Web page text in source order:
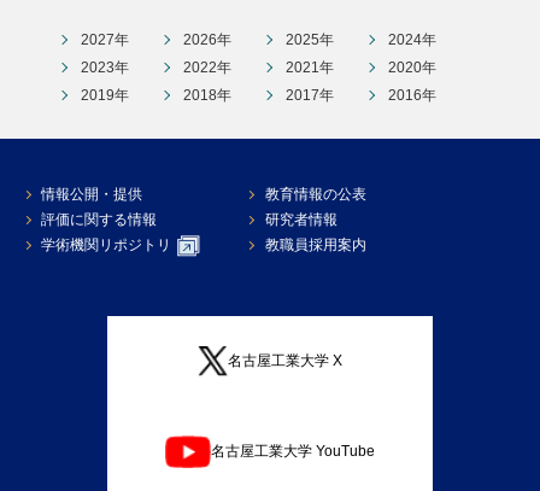
2027年 2026年 2025年
2024年
2023年
2022年 2021年
2020年
2019年
2018年 2017年 2016年
情報公開・提供
教育情報の公表
評価に関する情報
研究者情報
学術機関リポジトリ
教職員採用案内
名古屋工業大学 X
名古屋工業大学 YouTube